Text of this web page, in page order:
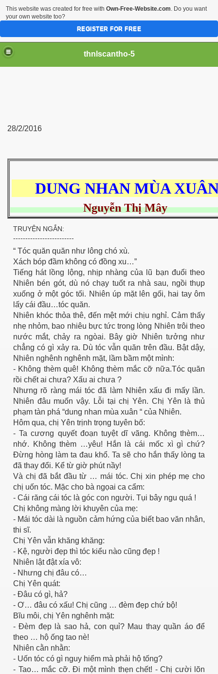
thnlscantho-5
28/2/2016
DUNG NHAN MÙA
Nguyễn Thị Mây
TRUYỆN NGẮN:
-------------------------
“ Tóc quăn quăn như lông chó xù.
Xách bóp đầm không có đồng xu…”
Tiếng hát lồng lộng, nhịp nhàng của lũ bạn đuổi theo
Nhiên bén gót, dù nó chạy tuốt ra nhà sau, ngồi thụp
xuống ở một góc tối. Nhiên úp mặt lên gối, hai tay ôm
lấy cái đầu…tóc quăn.
Nhiên khóc thỏa thê, đến mệt mới chịu nghỉ. Cảm thấy
nhẹ nhỏm, bao nhiêu bực tức trong lòng Nhiên trôi theo
nước mắt, chảy ra ngòai. Bây giờ Nhiên tưởng như
chẳng có gì xảy ra. Dù tóc vẫn quăn trên đầu. Bật dậy,
Nhiên nghênh nghênh mặt, lầm bầm một mình:
- Không thèm quê! Không thèm mắc cỡ nữa.Tóc quăn
rồi chết ai chưa? Xấu ai chưa ?
Nhưng rõ ràng mái tóc đã làm Nhiên xấu đi mấy lần.
Nhiên đâu muốn vậy. Lỗi tại chị Yên. Chị Yên là thủ
phạm tàn phá “dung nhan mùa xuân “ của Nhiên.
Hôm qua, chị Yên trịnh trọng tuyên bố:
- Ta cương quyết đoạn tuyệt dĩ vãng. Không thèm…
nhớ. Không thèm …yêu! Hắn là cái mốc xì gì chứ?
Đừng hòng làm ta đau khổ. Ta sẽ cho hắn thấy lòng ta
đã thay đổi. Kể từ giờ phút nầy!
Và chị đã bắt đầu từ … mái tóc. Chị xin phép mẹ cho
chị uốn tóc. Mặc cho bà ngọai ca cẩm:
- Cái răng cái tóc là góc con người. Tụi bây ngu quá !
Chị không màng lời khuyên của mẹ:
- Mái tóc dài là nguồn cảm hứng của biết bao văn nhân,
thi sĩ.
Chị Yên vẫn khăng khăng:
- Kệ, người đẹp thì tóc kiểu nào cũng đẹp !
Nhiên lật đật xía vô:
- Nhưng chị đâu có…
Chị Yên quát:
- Đâu có gì, hả?
- Ơ… đâu có xấu! Chị cũng … đèm đẹp chứ bộ!
Bĩu môi, chị Yên nghênh mặt:
- Đèm đẹp là sao hả, con quỉ? Mau thay quần áo để
theo … hộ ống tao nè!
Nhiên cằn nhằn:
- Uốn tóc có gì nguy hiểm mà phải hộ tống?
- Tao… mắc cỡ. Đi một mình thẹn chết! - Chị cười lõn
Bộ xưa
2015
This website was created for free with Own-Free-Website.com. Do you want
your own website too?
REGISTER FOR FREE